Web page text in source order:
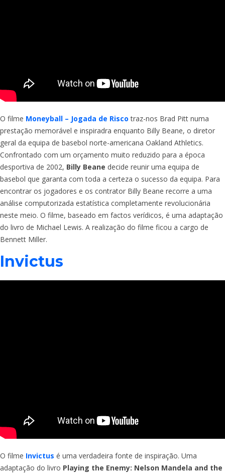
O filme Moneyball – Jogada de Risco traz-nos Brad Pitt numa
prestação memorável e inspiradra enquanto Billy Beane, o diretor
geral da equipa de basebol norte-americana Oakland Athletics.
Confrontado com um orçamento muito reduzido para a época
desportiva de 2002, Billy Beane decide reunir uma equipa de
basebol que garanta com toda a certeza o sucesso da equipa. Para
encontrar os jogadores e os contrator Billy Beane recorre a uma
análise computorizada estatística completamente revolucionária
neste meio. O filme, baseado em factos verídicos, é uma adaptação
do livro de Michael Lewis. A realização do filme ficou a cargo de
Bennett Miller.
Invictus
O filme Invictus é uma verdadeira fonte de inspiração. Uma
adaptação do livro Playing the Enemy: Nelson Mandela and the